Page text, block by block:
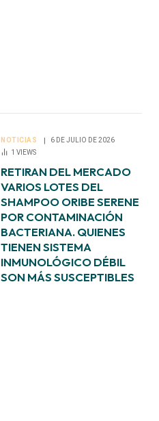
NOTICIAS
6 DE JULIO DE 2026
1VIEWS
RETIRAN DEL MERCADO
VARIOS LOTES DEL
SHAMPOO ORIBE SERENE
POR CONTAMINACIÓN
BACTERIANA. QUIENES
TIENEN SISTEMA
INMUNOLÓGICO DÉBIL
SON MÁS SUSCEPTIBLES